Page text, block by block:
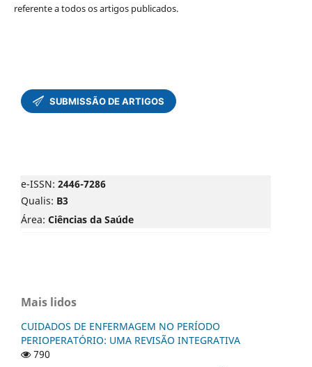
referente a todos os artigos publicados.
e-ISSN: 2446-7286
Qualis: B3
Área: Ciências da Saúde
Mais lidos
CUIDADOS DE ENFERMAGEM NO PERÍODO
PERIOPERATÓRIO: UMA REVISÃO INTEGRATIVA
790